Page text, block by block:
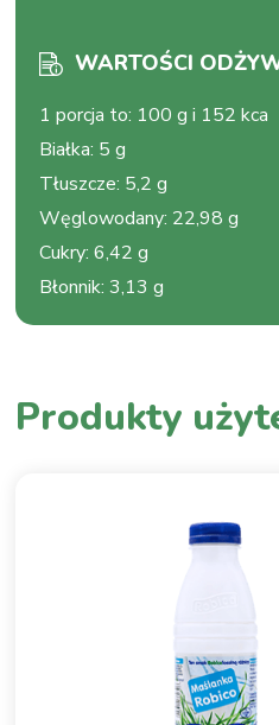
WARTOŚCI
1 porcja to: 100 g i 152 kca
Białka: 5 g
Tłuszcze: 5,2 g
Węglowodany: 22,98 g
Cukry:6,42 g
Błonnik:3,13 g
Produkty